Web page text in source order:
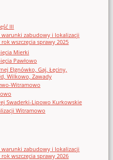
III
zabudowy i lokalizacji
wszczęcia sprawy 2025
Mierki
Pawłowo
Elgnówko, Gaj, Łęciny,
Wilkowo, Zawady
Witramowo
Swaderki-Lipowo Kurkowskie
Witramowo
zabudowy i lokalizacji
wszczęcia sprawy 2026